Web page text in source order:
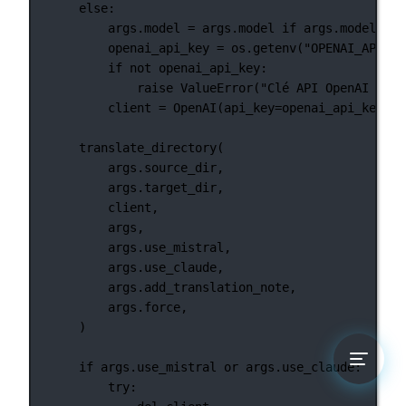
else:
args.model = args.model if args.model
openai_api_key = os.getenv(
if
not openai_api_key:
raise ValueError( "Clé API OpenAI
client = OpenAI(api_key=openai_api_key)
translate_directory(
args.source_dir,
args.target_dir,
client,
args,
args.use_mistral,
args.use_claude,
args.add_translation_note,
args.force,
)
if args.use_mistral or args.use_claude:
try: